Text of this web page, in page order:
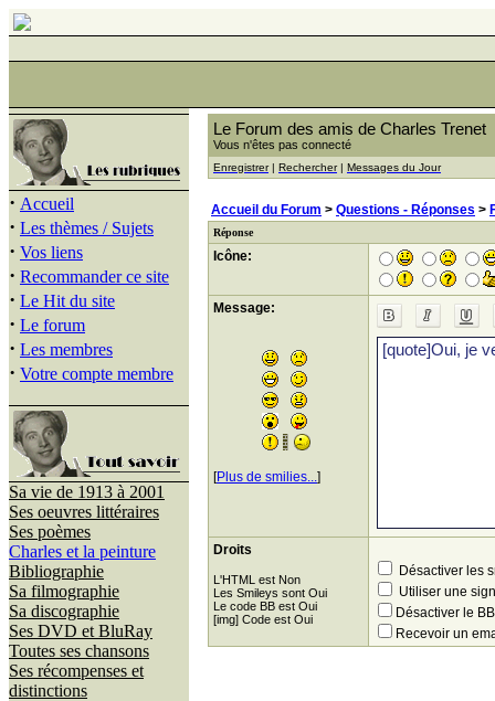
· Accueil
· Les thèmes / Sujets
· Vos liens
· Recommander ce site
· Le Hit du site
· Le forum
· Les membres
· Votre compte membre
Sa vie de 1913 à 2001
Ses oeuvres littéraires
Ses poèmes
Charles et la peinture
Bibliographie
Sa filmographie
Sa discographie
Ses DVD et BluRay
Toutes ses chansons
Ses récompenses et
distinctions
Le Forum des amis de Charles Trenet
Vous n'êtes pas connecté
Enregistrer| Rechercher| Messages du Jour
Accueil du Forum > Questions - Réponses >
Réponse
Icône:
Message:
[Plus de smilies...]
Droits
L'HTML est Non
Les Smileys sont Oui
Le code BB est Oui
[img] Code est Oui
Désactiver les
Utiliser une
Désactiver le
Recevoir un